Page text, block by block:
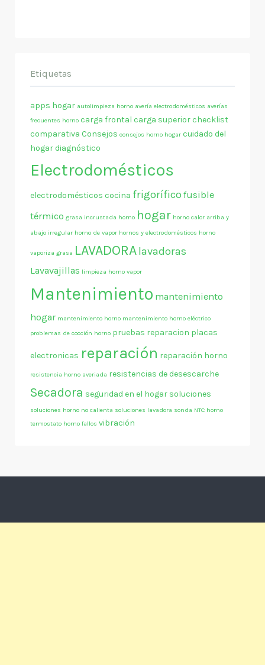
Etiquetas
apps hogar autolimpieza horno avería electrodomésticos averías
frecuentes horno carga frontal carga superiorchecklist
comparativa Consejos consejos horno hogar cuidado del
hogardiagnóstico
Electrodomésticos
electrodomésticos cocina frigorífico fusible
térmico grasa incrustada horno hogar horno calor arriba y
abajo irregular horno de vapor hornos y electrodomésticos horno
vaporiza grasa LAVADORAlavadoras
Lavavajillas limpieza horno vapor
Mantenimiento mantenimiento
hogar mantenimiento horno mantenimiento horno eléctrico
problemas de cocción horno pruebas reparacion placas
electronicas reparación reparación horno
resistencia horno averiada resistencias de desescarche
Secadora seguridad en el hogar soluciones
soluciones horno no calienta soluciones lavadora sonda NTC horno
termostato horno fallos vibración